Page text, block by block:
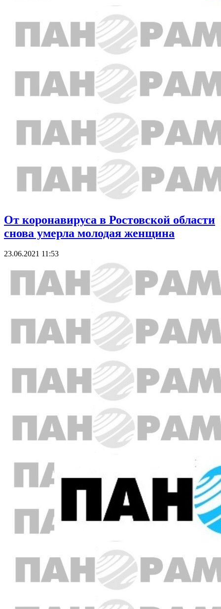
От коронавируса в Ростовской области
снова умерла молодая женщина
23.06.2021 11:53